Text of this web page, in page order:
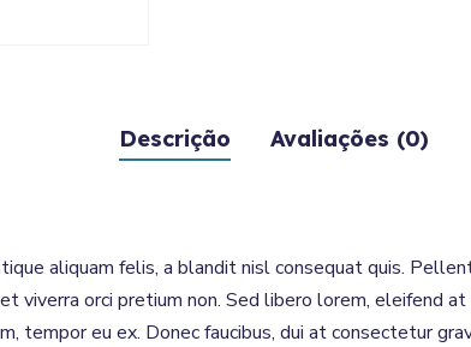
Descrição Avaliações (0)
aliquam felis, a blandit nisl consequat quis.
orci pretium non. Sed libero lorem, eleifend
tempor eu ex. Donec faucibus, dui at consectetur